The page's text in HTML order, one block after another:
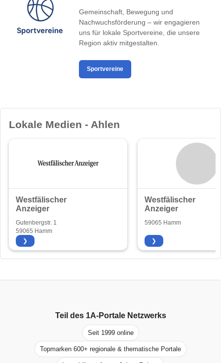
Gemeinschaft, Bewegung und
Nachwuchsförderung – wir engagieren
uns für lokale Sportvereine, die unsere
Region aktiv mitgestalten.
Sportvereine
Lokale Medien - Ahlen
Westfälischer
Anzeiger
Gutenbergstr. 1
59065 Hamm
❯
Westfälischer
Anzeiger
59065 Hamm
❯
Teil des 1A-PortaleNetzwerks
Seit 1999 online
Topmarken 600+ regionale & thematische Portale